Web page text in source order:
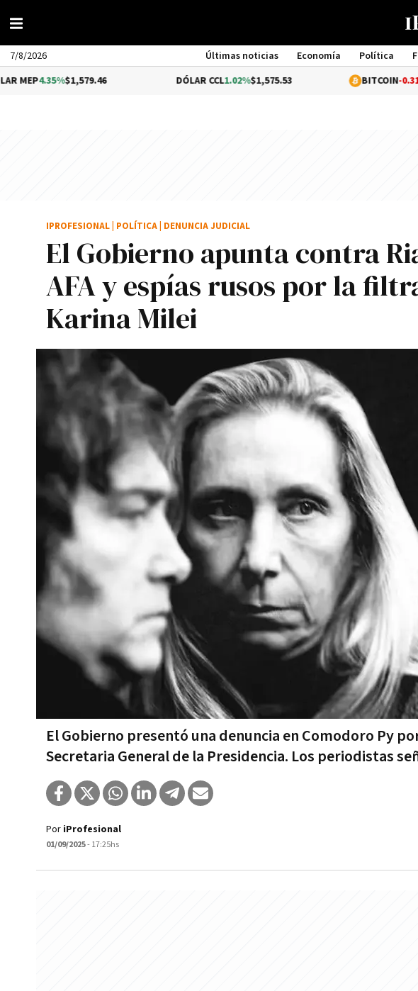
7/8/2026 Últimas noticias Economía Política
$1,579.46 DÓLAR CCL1.02%$1,575.53 BITCOIN-0.31%
El Gobierno apunta contra
AFA y espías rusos por la
Karina Milei
El Gobierno presentó una denuncia en Comodoro Py
Secretaria General de la Presidencia. Los periodistas
IPROFESIONAL POLÍTICA DENUNCIA JUDICIAL
Por iProfesional
01/09/2025- 17:25hs